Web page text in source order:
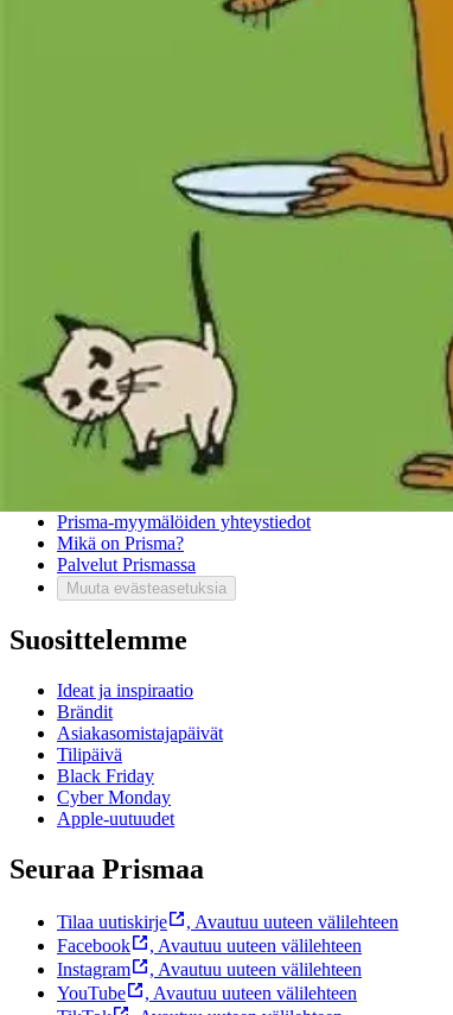
Asennuspalvelut
Tilaus- ja toimitusehdot
Tietosuojakäytäntö
Vastuullisuus
Sivukartta
Mitä pidät Prisma.fi-verkkokaupasta?
Asiakaspalvelu
Usein kysytyt kysymykset
Ota yhteyttä asiakaspalveluun
Prisma-myymälöiden yhteystiedot
Mikä on Prisma?
Palvelut Prismassa
Muuta evästeasetuksia
Suosittelemme
Ideat ja inspiraatio
Brändit
Asiakasomistajapäivät
Tilipäivä
Black Friday
Cyber Monday
Apple-uutuudet
Seuraa Prismaa
Tilaa uutiskirje , Avautuu uuteen välilehteen
Facebook
, Avautuu uuteen välilehteen
Instagram
, Avautuu uuteen välilehteen
YouTube
, Avautuu uuteen välilehteen